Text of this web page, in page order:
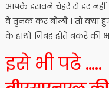
आपके डरावने चेहरे से डर नहीं
वे तुनक कर बोलीं । तो क्या
के हाथों ज़िबह होते बकरे की
इसे भी पढे …..